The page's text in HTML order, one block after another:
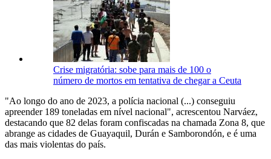
Crise migratória: sobe para mais de 100 o
número de mortos em tentativa de chegar a Ceuta
"Ao longo do ano de 2023, a polícia nacional (...) conseguiu
apreender 189 toneladas em nível nacional", acrescentou Narváez,
destacando que 82 delas foram confiscadas na chamada Zona 8, que
abrange as cidades de Guayaquil, Durán e Samborondón, e é uma
das mais violentas do país.